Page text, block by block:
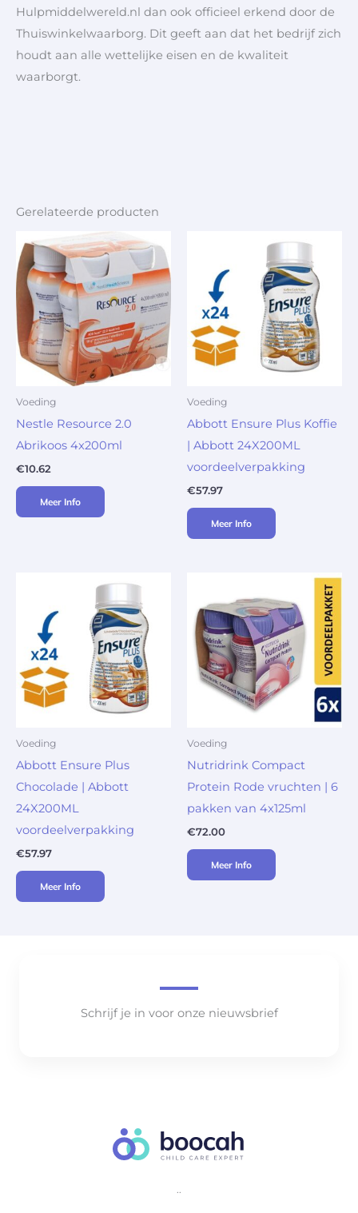
Hulpmiddelwereld.nl dan ook officieel erkend door de
Thuiswinkelwaarborg. Dit geeft aan dat het bedrijf zich
houdt aan alle wettelijke eisen en de kwaliteit
waarborgt.
Gerelateerde producten
Voeding
Nestle Resource 2.0
Abrikoos 4x200ml
€10.62
Meer Info
Voeding
Abbott Ensure Plus Koffie
| Abbott 24X200ML
voordeelverpakking
€57.97
Meer Info
Voeding
Abbott Ensure Plus
Chocolade | Abbott
24X200ML
voordeelverpakking
€57.97
Meer Info
Voeding
Nutridrink Compact
Protein Rode vruchten | 6
pakken van 4x125ml
€72.00
Meer Info
Schrijf je in voor onze nieuwsbrief
..